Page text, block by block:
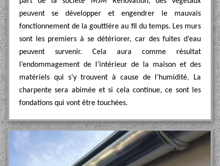
peuvent se développer et engendrer le mauvais
fonctionnement de la gouttière au fil du temps. Les murs
sont les premiers à se détériorer, car des fuites d’eau
peuvent survenir. Cela aura comme résultat
l’endommagement de l’intérieur de la maison et des
matériels qui s’y trouvent à cause de l’humidité. La
charpente sera abimée et si cela continue, ce sont les
fondations qui vont être touchées.